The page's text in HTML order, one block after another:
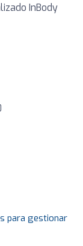
InBody
para gestionar